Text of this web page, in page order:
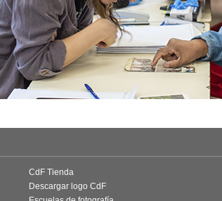
CdF Tienda
Descargar logo CdF